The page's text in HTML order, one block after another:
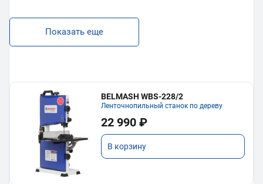
Показать еще
BELMASH WBS-228/2
Ленточнопильный станок по дереву
22 990 ₽
В корзину